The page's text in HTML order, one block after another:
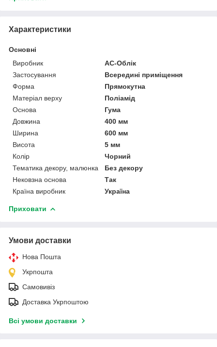
Характеристики
Основні
Виробник
АС-Облік
Застосування
Всередині приміщення
Форма
Прямокутна
Матеріал верху
Поліамід
Основа
Гума
Довжина
400 мм
Ширина
600 мм
Висота
5 мм
Колір
Чорний
Тематика декору, малюнка
Без декору
Нековзна основа
Так
Країна виробник
Україна
Приховати
Умови доставки
Нова Пошта
Укрпошта
Самовивіз
Доставка Укрпоштою
Всі умови доставки